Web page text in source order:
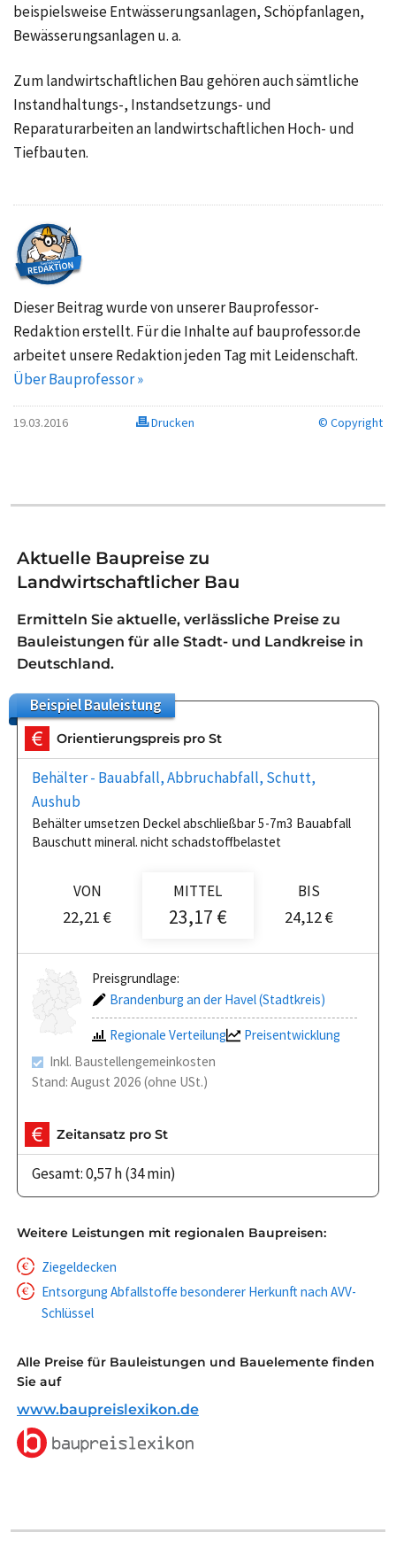
beispielsweise Entwässerungsanlagen, Schöpfanlagen,
Bewässerungsanlagen u. a.
Zum landwirtschaftlichen Bau gehören auch sämtliche
Instandhaltungs-, Instandsetzungs- und
Reparaturarbeiten an landwirtschaftlichen Hoch- und
Tiefbauten.
Dieser Beitrag wurde von unserer Bauprofessor-
Redaktion erstellt. Für die Inhalte auf bauprofessor.de
arbeitet unsere Redaktion jeden Tag mit Leidenschaft.
Über Bauprofessor »
19.03.2016 Drucken © Copyright
Aktuelle Baupreise zu
Landwirtschaftlicher Bau
Ermitteln Sie aktuelle, verlässliche Preise zu
Bauleistungen für alle Stadt- und Landkreise in
Deutschland.
BeispielBauleistung
Orientierungspreis pro St
Behälter - Bauabfall, Abbruchabfall, Schutt,
Aushub
Behälter umsetzen Deckel abschließbar 5-7m3 Bauabfall
Bauschutt mineral. nicht schadstoffbelastet
VON
22,21 €
MITTEL
23,17 €
BIS
24,12 €
Preisgrundlage:
Brandenburg an der Havel (Stadtkreis)
Regionale Verteilung
Preisentwicklung
Inkl. Baustellengemeinkosten
Stand: August 2026 (ohne USt.)
Zeitansatz pro St
Gesamt: 0,57 h (34 min)
Weitere Leistungen mit regionalen Baupreisen:
Ziegeldecken
Entsorgung Abfallstoffe besonderer Herkunft nach AVV-
Schlüssel
Alle Preise für Bauleistungen und Bauelemente finden
Sie auf
www.baupreislexikon.de